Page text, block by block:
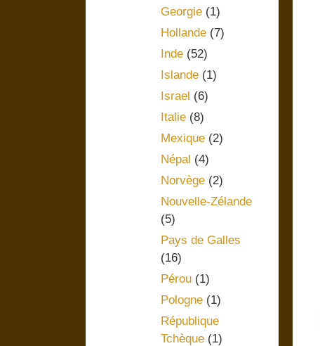
Georgie(1)
Hollande(7)
Inde(52)
Islande(1)
Israel (6)
Italie(8)
Mexique(2)
Népal (4)
Norvège(2)
Nouvelle-Zélande
(5)
Pays de Galles
(16)
Pérou(1)
Pologne(1)
République
Tchèque(1)